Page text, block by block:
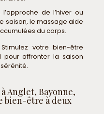
l’approche de l’hiver ou
saison, le massage aide
du corps.
Stimulez votre bien-être
pour affronter la saison
Anglet, Bayonne,
bien-être à deux